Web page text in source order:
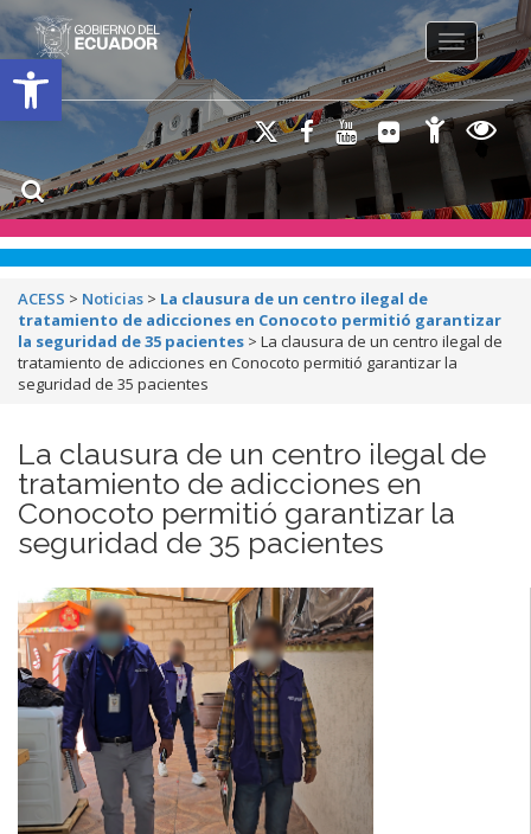
Open toolbar
Toggle
ACESS > Noticias > La clausura de un centro ilegal de
tratamiento de adicciones en Conocoto permitió garantizar
la seguridad de 35 pacientes > La clausura de un centro ilegal de
tratamiento de adicciones en Conocoto permitió garantizar la
seguridad de 35 pacientes
La clausura de un centro ilegal de
tratamiento de adicciones en
Conocoto permitió garantizar la
seguridad de 35 pacientes